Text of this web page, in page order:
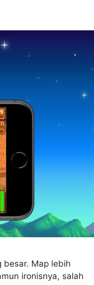
besar. Map lebih
ironisnya, salah